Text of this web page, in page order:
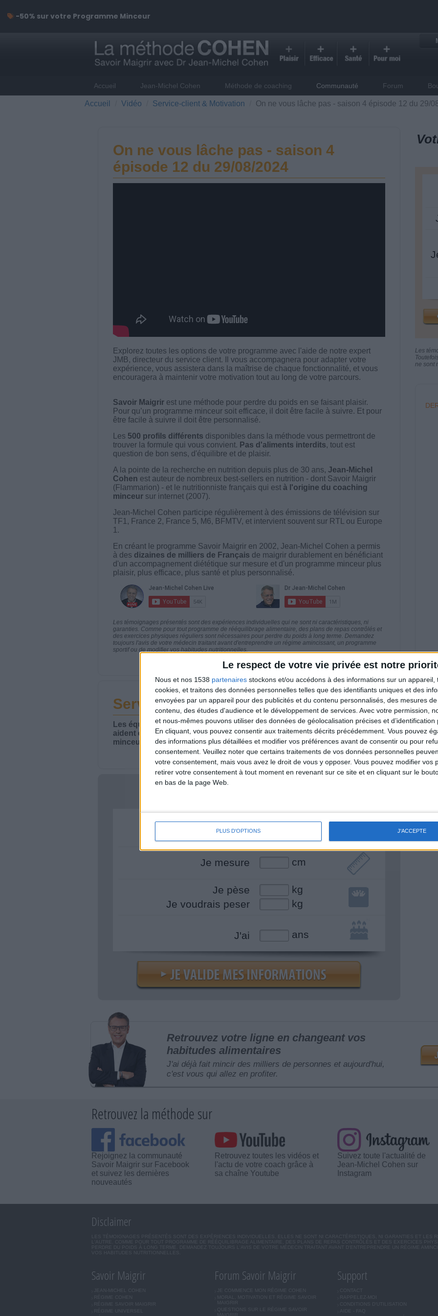
Le respect de votre vie privée est notre
Nous et nos 1538 partenaires stockons et/ou accédons à des informations sur un appareil,
cookies, et traitons des données personnelles telles que des identifiants uniques et des
envoyées par un appareil pour des publicités et du contenu personnalisés, des mesures
contenu, des études d'audience et le développement de services. Avec votre permission,
et nous-mêmes pouvons utiliser des données de géolocalisation précises et d’identification
En cliquant, vous pouvez consentir aux traitements décrits précédemment. Vous pouvez
des informations plus détaillées et modifier vos préférences avant de consentir ou pour
consentement. Veuillez noter que certains traitements de vos données personnelles
votre consentement, mais vous avez le droit de vous y opposer. Vous pouvez modifier vos
retirer votre consentement à tout moment en revenant sur ce site et en cliquant sur le
en bas de la page Web.
PLUS D'OPTIONS J'ACCEPTE
Accueil Jean-Michel Cohen Méthode de coaching Communauté Forum
Accueil Vidéo Service-client & Motivation On ne vous lâche pas - saison 4 épisode 12 du 29/
On ne vous lâche pas - saison 4
épisode 12 du 29/08/2024
Explorez toutes les options de votre programme avec l'aide de notre expert
JMB, directeur du service client. Il vous accompagnera pour adapter votre
expérience, vous assistera dans la maîtrise de chaque fonctionnalité, et vous
encouragera à maintenir votre motivation tout au long de votre parcours.
Savoir Maigrirest une méthode pour perdre du poids en se faisant plaisir.
Pour qu’un programme minceur soit efficace, il doit être facile à suivre. Et pour
être facile à suivre il doit être personnalisé.
Les 500 profils différents disponibles dans la méthode vous permettront de
trouver la formule qui vous convient. Pas d'aliments interdits, tout est
question de bon sens, d'équilibre et de plaisir.
A la pointe de la recherche en nutrition depuis plus de 30 ans, Jean-Michel
Cohen est auteur de nombreux best-sellers en nutrition - dont Savoir Maigrir
(Flammarion) - et le nutritionniste français qui est à l'origine du coaching
minceursur internet (2007).
Jean-Michel Cohen participe régulièrement à des émissions de télévision sur
TF1, France 2, France 5, M6, BFMTV, et intervient souvent sur RTL ou Europe
1.
En créant le programme Savoir Maigrir en 2002, Jean-Michel Cohen a permis
à des dizaines de milliers de Français de maigrir durablement en bénéficiant
d'un accompagnement diététique sur mesure et d'un programme minceur plus
plaisir, plus efficace, plus santé et plus personnalisé.
Les témoignages présentés sont des expériences individuelles qui ne sont ni caractéristiques, ni
garanties. Comme pour tout programme de rééquilibrage alimentaire, des plans de repas contrôlés et
des exercices physiques réguliers sont nécessaires pour perdre du poids à long terme. Demandez
toujours l'avis de votre médecin traitant avant d'entreprendre un régime amincissant, un programme
sportif ou de modifier vos habitudes nutritionnelles.
Service-client & Motivation Voir tout
Les équipes du Service-client et de la Communauté Savoir Maigrir vous
aident chaque semaine à vous rapprocher sereinement de votre objectif
minceur.
Je suis
un homme
Je mesure cm
Je pèse
kg
Je voudrais peser
kg
J'ai ans
Les
ne sont
Retrouvez votre ligne en changeant vos
habitudes alimentaires
J'ai déjà fait mincir des milliers de personnes et aujourd'hui,
c'est vous qui allez en profiter.
Retrouvez la méthode sur
Rejoignez la communauté
Savoir Maigrir sur Facebook
et suivez les dernières
nouveautés
Retrouvez toutes les vidéos et
l'actu de votre coach grâce à
sa chaîne Youtube
Suivez toute l'actualité de
Jean-Michel Cohen sur
Instagram
Disclaimer
LES TÉMOIGNAGES PRÉSENTÉS SONT DES EXPÉRIENCES INDIVIDUELLES. ELLES NE SONT NI CARACTÉRISTIQUES, NI GARANTIES ET LES
L'AUTRE. COMME POUR TOUT PROGRAMME DE RÉÉQUILIBRAGE ALIMENTAIRE, DES PLANS DE REPAS CONTRÔLÉS ET DES EXERCICES
PERDRE DU POIDS À LONG TERME. DEMANDEZ TOUJOURS L'AVIS DE VOTRE MÉDECIN TRAITANT AVANT D'ENTREPRENDRE UN RÉGIME
VOS HABITUDES NUTRITIONNELLES.
Savoir Maigrir
JEAN-MICHEL COHEN
RÉGIME COHEN
RÉGIME SAVOIR MAIGRIR
RÉGIME UNIVERSEL
Forum Savoir Maigrir
JE COMMENCE MON RÉGIME COHEN
MORAL, MOTIVATION ET RÉGIME SAVOIR
MAIGRIR
QUESTIONS SUR LE RÉGIME SAVOIR
MAIGRIR
Support
CONTACT
RAPPELEZ-MOI
CONDITIONS D'UTILISATION
AIDE - FAQ
-50% sur votre Programme Minceur